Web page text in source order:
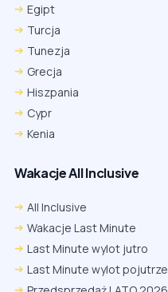
Egipt
Turcja
Tunezja
Grecja
Hiszpania
Cypr
Kenia
Wakacje All Inclusive
All Inclusive
Wakacje Last Minute
Last Minute wylot jutro
Last Minute wylot pojutrze